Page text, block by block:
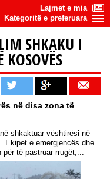
Lajmet e mia
Kategoritë e preferuara
SHKAKU I
KOSOVËS
në disa zona të
shkaktuar vështirësi në
Ekipet e emergjencës dhe
për të pastruar rrugët,...